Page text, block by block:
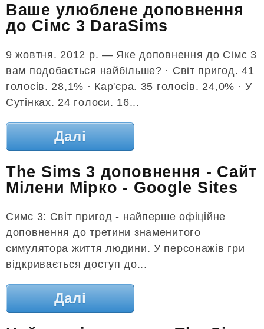
Ваше улюблене доповнення
до Сімс 3 DaraSims
9 жовтня. 2012 р. — Яке доповнення до Сімс 3
вам подобається найбільше? · Світ пригод. 41
голосів. 28,1% · Кар'єра. 35 голосів. 24,0% · У
Сутінках. 24 голоси. 16...
Далі
The Sims 3 доповнення - Сайт
Мілени Мірко - Google Sites
Симс 3: Світ пригод - найперше офіційне
доповнення до третини знаменитого
симулятора життя людини. У персонажів гри
відкривається доступ до...
Далі